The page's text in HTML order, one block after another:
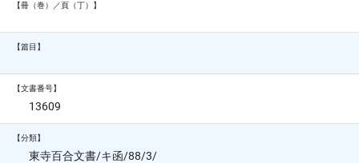
【冊（巻）／頁（丁）】
【篇目】
【文書番号】
13609
【分類】
東寺百合文書/キ函/88/3/